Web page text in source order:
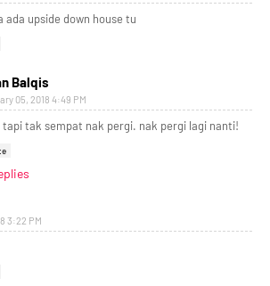
ada upside down house tu
Balqis
05, 2018 4:49 PM
tapi tak sempat nak pergi. nak pergi lagi nanti!
3:22 PM